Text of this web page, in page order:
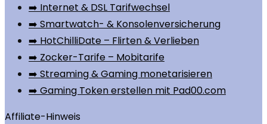
➡️ Internet & DSL Tarifwechsel
➡️ Smartwatch- & Konsolenversicherung
➡️ HotChilliDate – Flirten & Verlieben
➡️ Zocker-Tarife – Mobitarife
➡️ Streaming & Gaming monetarisieren
➡️ Gaming Token erstellen mit Pad00.com
Affiliate-Hinweis